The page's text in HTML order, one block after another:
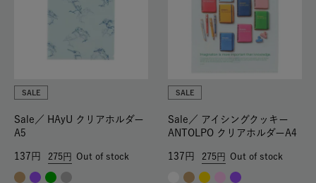
SALE
Sale／ HAyU クリアホルダー
A5
275
137 Out of stock
SALE
Sale／ アイシングクッキー
ANTOLPO クリアホルダーA4
275
137 Out of stock